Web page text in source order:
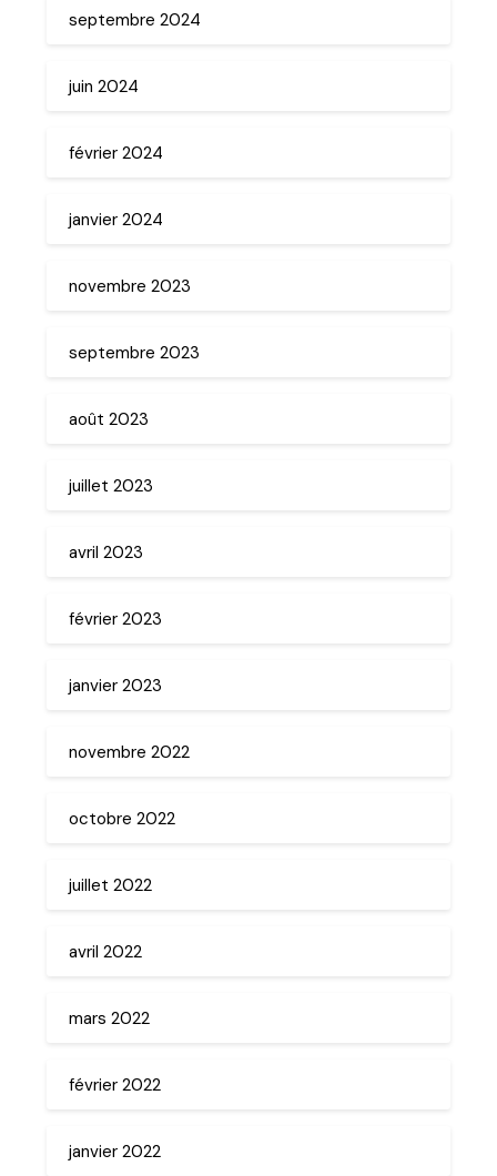
septembre 2024
juin 2024
février 2024
janvier 2024
novembre 2023
septembre 2023
août 2023
juillet 2023
avril 2023
février 2023
janvier 2023
novembre 2022
octobre 2022
juillet 2022
avril 2022
mars 2022
février 2022
janvier 2022